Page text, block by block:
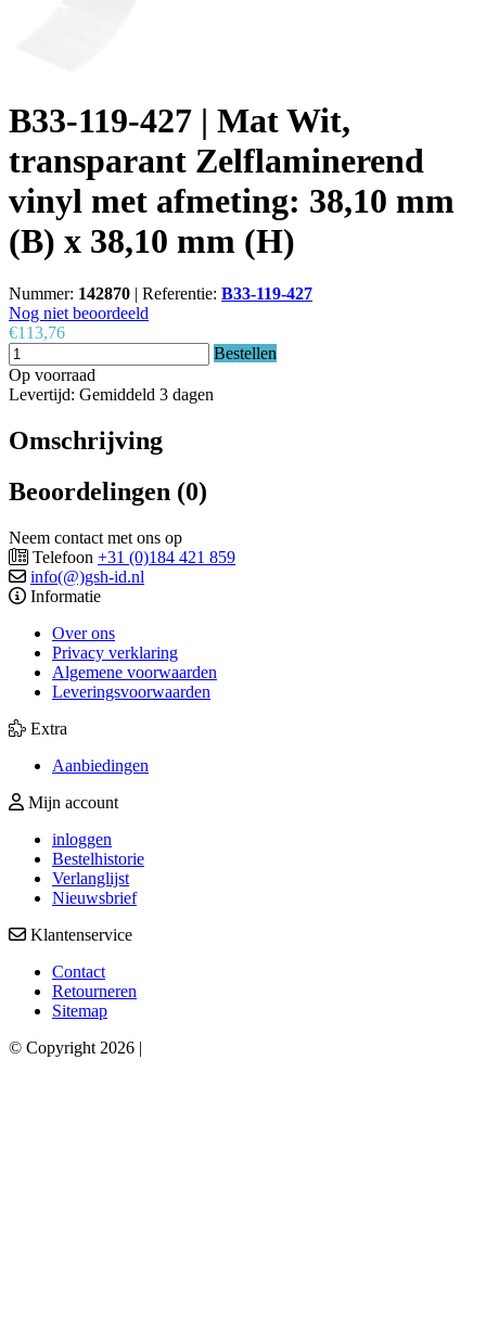
B33-119-427 | Mat Wit,
transparant Zelflaminerend
vinyl met afmeting: 38,10 mm
(B) x 38,10 mm (H)
Nummer: 142870 | Referentie: B33-119-427
Nog niet beoordeeld
€113,76
Bestellen
Op voorraad
Levertijd: Gemiddeld 3 dagen
Omschrijving
Beoordelingen (0)
Neem contact met ons op
Telefoon +31 (0)184 421 859
info(@)gsh-id.nl
Informatie
Over ons
Privacy verklaring
Algemene voorwaarden
Leveringsvoorwaarden
Extra
Aanbiedingen
Mijn account
inloggen
Bestelhistorie
Verlanglijst
Nieuwsbrief
Klantenservice
Contact
Retourneren
Sitemap
© Copyright 2026 |